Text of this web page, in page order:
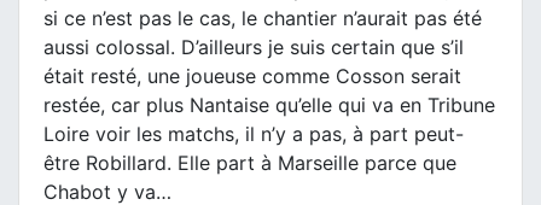
si ce n’est pas le cas, le chantier n’aurait pas été
aussi colossal. D’ailleurs je suis certain que s’il
était resté, une joueuse comme Cosson serait
restée, car plus Nantaise qu’elle qui va en Tribune
Loire voir les matchs, il n’y a pas, à part peut-
être Robillard. Elle part à Marseille parce que
Chabot y va…